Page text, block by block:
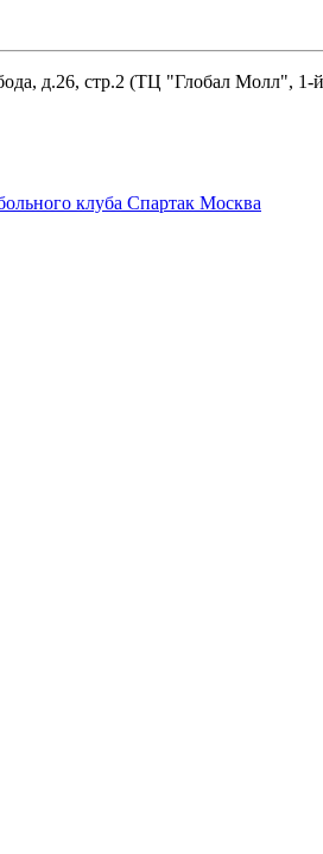
д.26, стр.2 (ТЦ "Глобал Молл", 1-